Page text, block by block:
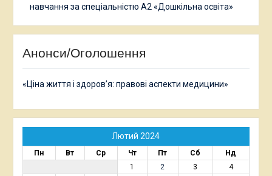
навчання за спеціальністю А2 «Дошкільна освіта»
Анонси/Оголошення
«Ціна життя і здоров’я: правові аспекти медицини»
Лютий 2024
Пн Вт Ср Чт Пт Сб
Нд
1
2 3
4